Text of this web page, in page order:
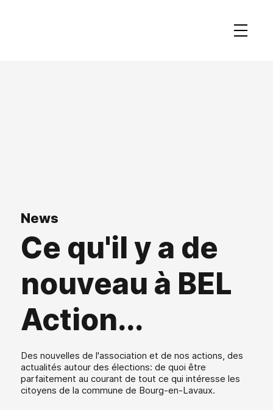
News
Ce qu'il y a de
nouveau à BEL
Action...
Des nouvelles de l'association et de nos actions, des
actualités autour des élections: de quoi être
parfaitement au courant de tout ce qui intéresse les
citoyens de la commune de Bourg-en-Lavaux.